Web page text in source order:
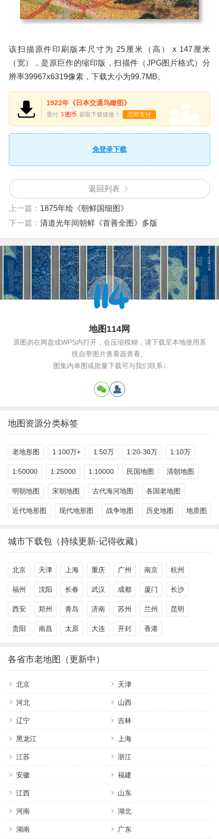
该扫描原件印刷版本尺寸为 25厘米（高） x 147厘米
（宽），是原巨作的缩印版，扫描件（JPG图片格式）分
辨率39967x6319像素，下载大小为99.7MB。
1922年《日本交通鸟瞰图》
需付 3 图币 获取下载链接！ 立即支付
免登录下载
返回列表
上一篇： 1875年绘《朝鲜国细图》
下一篇： 清道光年间朝鲜《首善全图》多版
地图114网
原图勿在网盘或WPS内打开，会压缩模糊，请下载至本地使用系
统自带图片查看器查看。
图集内单图或批量下载可与我们联系↓
地图资源分类标签
老地形图 1:100万+ 1:50万 1:20-30万 1:10万
1:50000 1:25000 1:10000 民国地图 清朝地图
明朝地图 宋朝地图 古代海河地图 各国老地图
近代地形图 现代地形图 战争地图 历史地图 地质图
城市下载包（持续更新·记得收藏）
北京 天津 上海 重庆 广州 南京 杭州
福州 沈阳 长春 武汉 成都 厦门 长沙
西安 郑州 青岛 济南 苏州 兰州 昆明
贵阳 南昌 太原 大连 开封 香港
各省市老地图（更新中）
北京 天津
河北 山西
辽宁 吉林
黑龙江 上海
江苏 浙江
安徽 福建
江西 山东
河南 湖北
湖南 广东